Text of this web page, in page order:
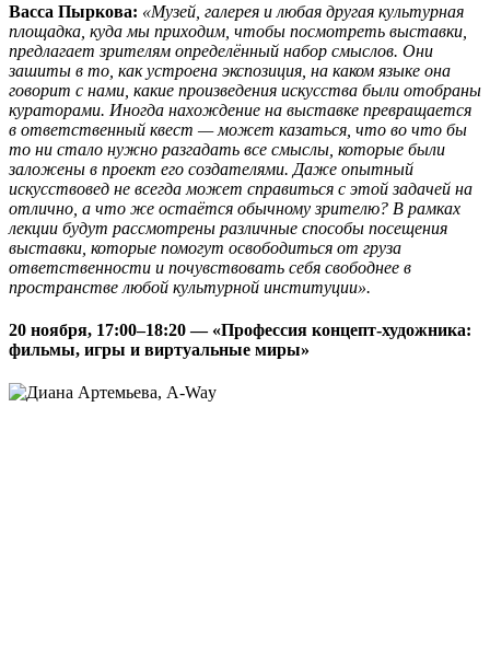
Васса Пыркова: «Музей, галерея и любая другая культурная
площадка, куда мы приходим, чтобы посмотреть выставки,
предлагает зрителям определённый набор смыслов. Они
зашиты в то, как устроена экспозиция, на каком языке она
говорит с нами, какие произведения искусства были отобраны
кураторами. Иногда нахождение на выставке превращается
в ответственный квест — может казаться, что во что бы
то ни стало нужно разгадать все смыслы, которые были
заложены в проект его создателями. Даже опытный
искусствовед не всегда может справиться с этой задачей на
отлично, а что же остаётся обычному зрителю? В рамках
лекции будут рассмотрены различные способы посещения
выставки, которые помогут освободиться от груза
ответственности и почувствовать себя свободнее в
пространстве любой культурной институции».
20 ноября, 17:00–18:20 — «Профессия концепт-художника:
фильмы, игры и виртуальные миры»